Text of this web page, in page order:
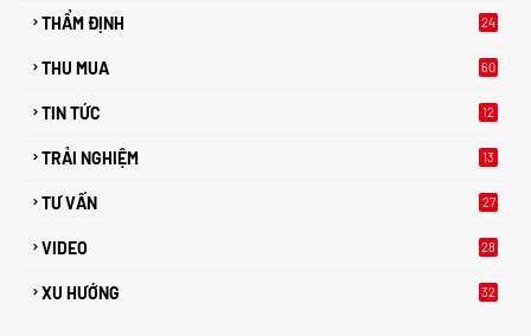
THẨM ĐỊNH 24
THU MUA 60
TIN TỨC 12
TRẢI NGHIỆM 13
TƯ VẤN
27
VIDEO 28
XU HƯỚNG
32